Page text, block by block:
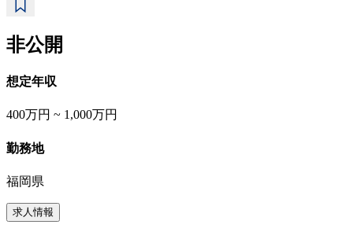
非公開
想定年収
400万円 ~ 1,000万円
勤務地
福岡県
求人情報